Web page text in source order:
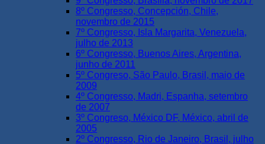
8º Congresso, Concepción, Chile,
novembro de 2015
7º Congresso, Isla Margarita, Venezuela,
julho de 2013
6º Congresso, Buenos Aires, Argentina,
junho de 2011
5º Congreso, São Paulo, Brasil, maio de
2009
4º Congresso, Madri, Espanha, setembro
de 2007
3º Congreso, México DF, México, abril de
2005
2º Congresso, Rio de Janeiro, Brasil, julho